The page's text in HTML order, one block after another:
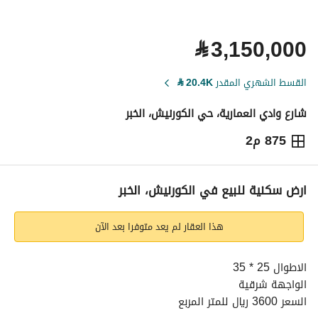
⃁3,150,000
القسط الشهري المقدر20.4K
⃁
شارع وادي العمارية، حي الكورنيش، الخبر
875 م2
⃁
3,150,000
التفاصيل معلومات ترخيص الإعلان
ارض سكنية للبيع في الكورنيش، الخبر
هذا العقار لم يعد متوفرا بعد الآن
الاطوال 25 * 35
الواجهة شرقية
السعر 3600 ريال للمتر المربع